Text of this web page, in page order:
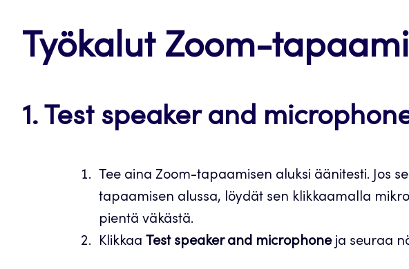
Työkalut Zoom-
1. Test speaker and
Tee aina Zoom-tapaamisen aluksi äänitesti. Jos
tapaamisen alussa, löydät sen klikkaamalla
pientä väkästä.
Klikkaa Test speaker and microphoneja seuraa